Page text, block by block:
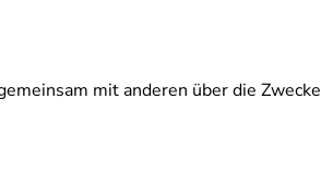
mit anderen über die